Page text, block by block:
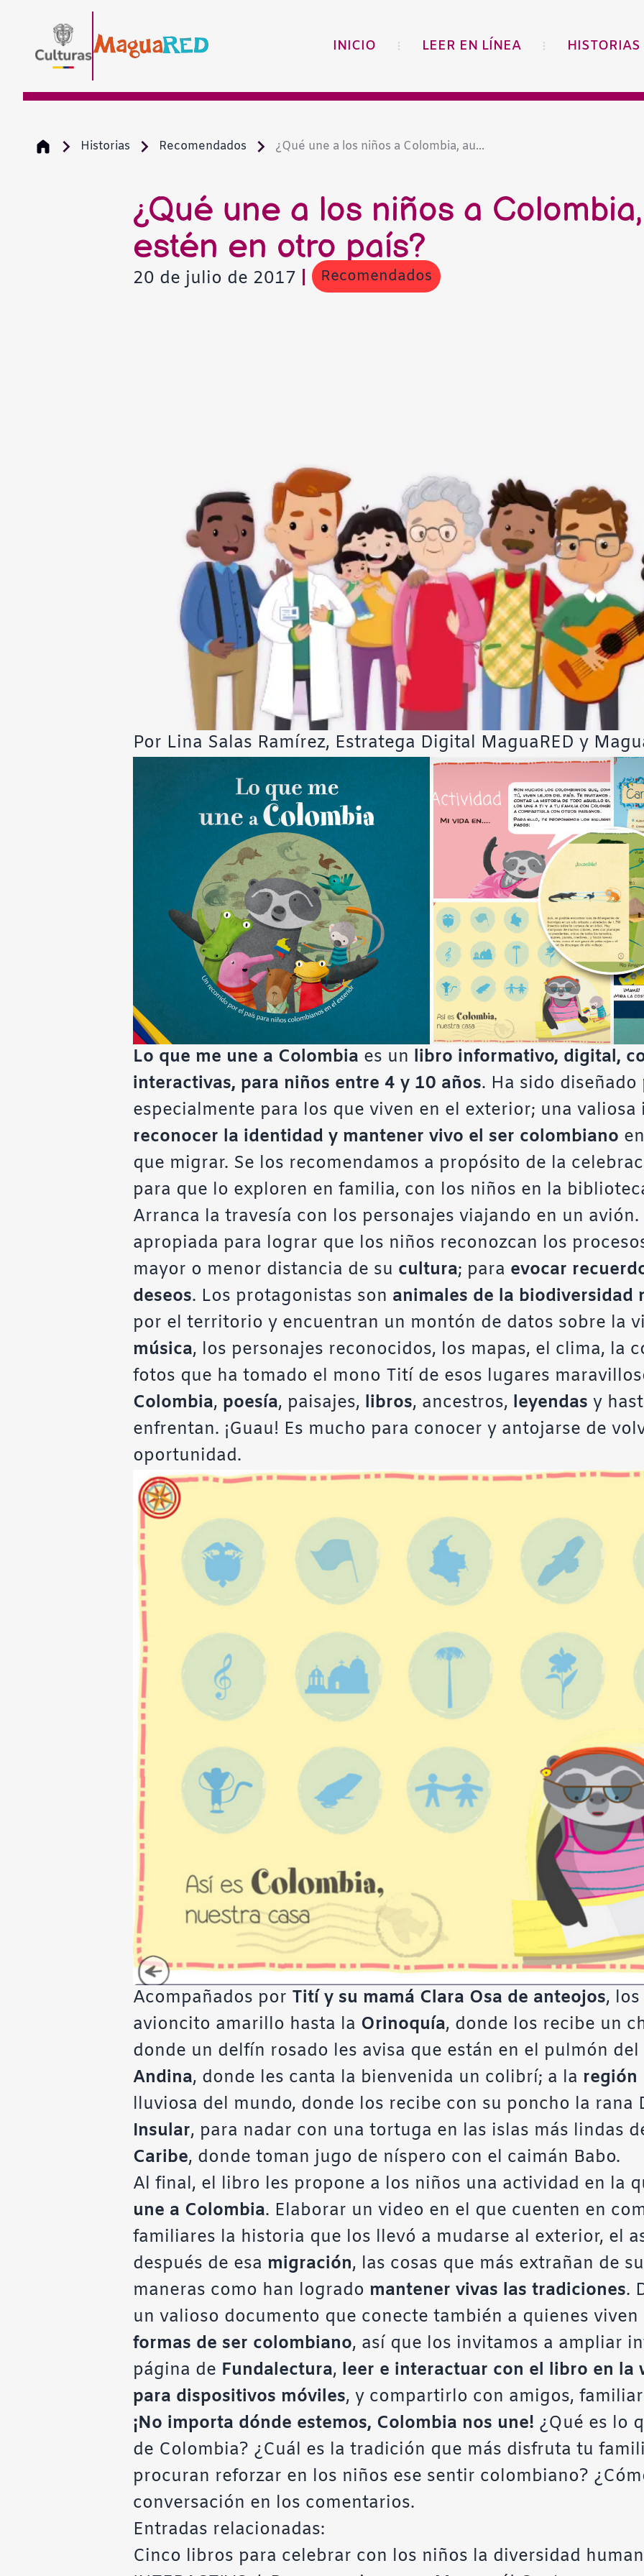
INICIO LEER EN LÍNEA HISTORIAS
Historias Recomendados ¿Qué une a los niños a Colombia, au...
¿Qué une a los niños a
estén en otro país?
20 de julio de 2017 Recomendados
Por Lina Salas Ramírez, Estratega Digital MaguaRED y
Lo que me une a Colombia es un libro informativo, digital,
interactivas, para niños entre 4 y 10 años. Ha sido
especialmente para los que viven en el exterior; una
reconocer la identidad y mantener vivo el ser colombiano
que migrar. Se los recomendamos a propósito de la
para que lo exploren en familia, con los niños en la
Arranca la travesía con los personajes viajando en un
apropiada para lograr que los niños reconozcan los
mayor o menor distancia de su cultura; para evocar
deseos. Los protagonistas son animales de la biodiversidad
por el territorio y encuentran un montón de datos sobre la
música, los personajes reconocidos, los mapas, el clima, la
fotos que ha tomado el mono Tití de esos lugares
Colombia, poesía, paisajes, libros, ancestros, leyendas y
enfrentan. ¡Guau! Es mucho para conocer y antojarse de
oportunidad.
Acompañados por Tití y su mamá Clara Osa de anteojos,
avioncito amarillo hasta la Orinoquía, donde los recibe un
donde un delfín rosado les avisa que están en el pulmón
Andina, donde les canta la bienvenida un colibrí; a la región
lluviosa del mundo, donde los recibe con su poncho la rana
Insular, para nadar con una tortuga en las islas más lindas
Caribe, donde toman jugo de níspero con el caimán Babo.
Al final, el libro les propone a los niños una actividad en la
une a Colombia. Elaborar un video en el que cuenten en
familiares la historia que los llevó a mudarse al exterior, el
después de esa migración, las cosas que más extrañan de
maneras como han logrado mantener vivas las tradiciones.
un valioso documento que conecte también a quienes
formas de ser colombiano, así que los invitamos a ampliar
página de Fundalectura, leer e interactuar con el libro en la
para dispositivos móviles, y compartirlo con amigos,
¡No importa dónde estemos, Colombia nos une! ¿Qué es lo
de Colombia? ¿Cuál es la tradición que más disfruta tu
procuran reforzar en los niños ese sentir colombiano?
conversación en los comentarios.
Entradas relacionadas:
Cinco libros para celebrar con los niños la diversidad